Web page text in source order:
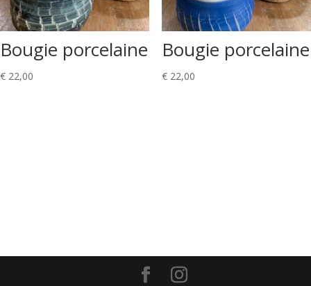
Bougie porcelaine
€ 22,00
Bougie porcelaine
€22,00